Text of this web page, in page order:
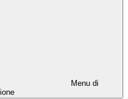
Menu di